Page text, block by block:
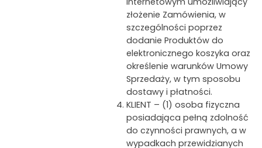
złożenie Zamówienia, w
szczególności poprzez
dodanie Produktów do
elektronicznego koszyka oraz
określenie warunków Umowy
Sprzedaży, w tym sposobu
dostawy i płatności.
KLIENT – (1) osoba fizyczna
posiadająca pełną zdolność
do czynności prawnych, a w
wypadkach przewidzianych